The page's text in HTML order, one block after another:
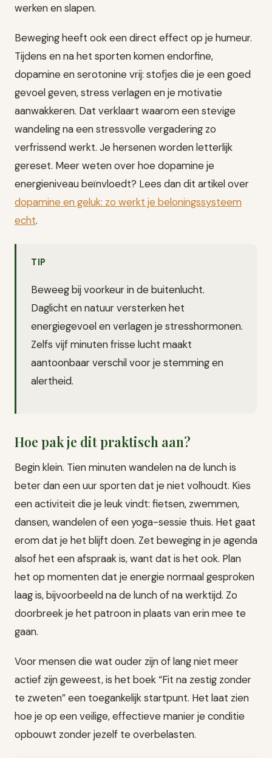
werken en slapen.
Beweging heeft ook een direct effect op je humeur.
Tijdens en na het sporten komen endorfine,
dopamine en serotonine vrij: stofjes die je een goed
gevoel geven, stress verlagen en je motivatie
aanwakkeren. Dat verklaart waarom een stevige
wandeling na een stressvolle vergadering zo
verfrissend werkt. Je hersenen worden letterlijk
gereset. Meer weten over hoe dopamine je
energieniveau beïnvloedt? Lees dan dit artikel over
dopamine en geluk: zo werkt je beloningssysteem
echt.
TIP
Beweeg bij voorkeur in de buitenlucht.
Daglicht en natuur versterken het
energiegevoel en verlagen je stresshormonen.
Zelfs vijf minuten frisse lucht maakt
aantoonbaar verschil voor je stemming en
alertheid.
Hoe pak je dit praktisch aan?
Begin klein. Tien minuten wandelen na de lunch is
beter dan een uur sporten dat je niet volhoudt. Kies
een activiteit die je leuk vindt: fietsen, zwemmen,
dansen, wandelen of een yoga-sessie thuis. Het gaat
erom dat je het blijft doen. Zet beweging in je agenda
alsof het een afspraak is, want dat is het ook. Plan
het op momenten dat je energie normaal gesproken
laag is, bijvoorbeeld na de lunch of na werktijd. Zo
doorbreek je het patroon in plaats van erin mee te
gaan.
Voor mensen die wat ouder zijn of lang niet meer
actief zijn geweest, is het boek “Fit na zestig zonder
te zweten” een toegankelijk startpunt. Het laat zien
hoe je op een veilige, effectieve manier je conditie
opbouwt zonder jezelf te overbelasten.